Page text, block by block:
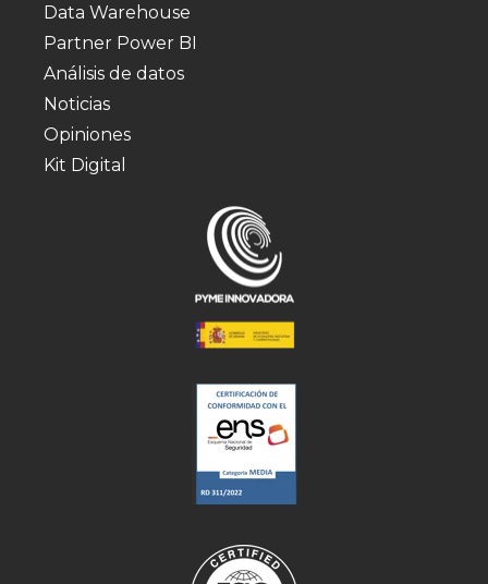
Data Warehouse
Partner Power BI
Análisis de datos
Noticias
Opiniones
Kit Digital